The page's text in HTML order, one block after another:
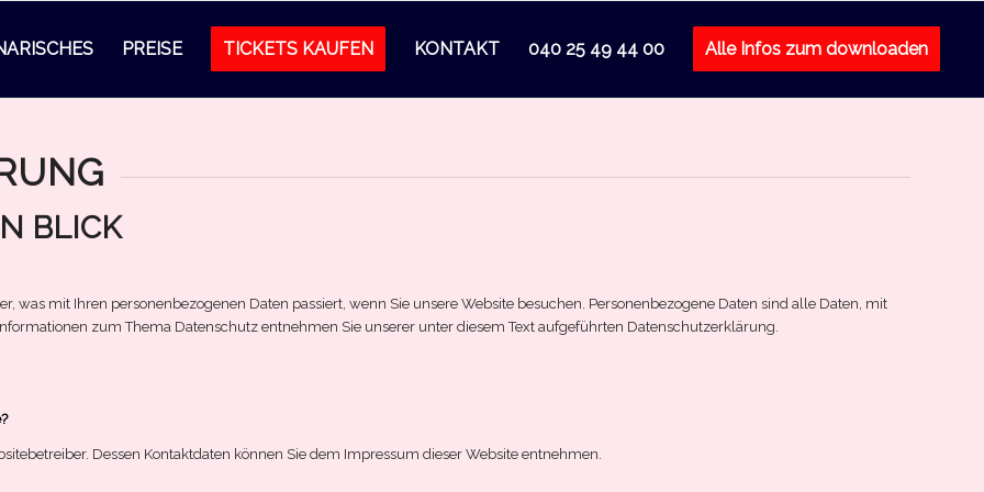
PREISE TICKETS KAUFEN KONTAKT 040 25 49 44 00 Alle Infos zum downloaden
BLICK
was mit Ihren personenbezogenen Daten passiert, wenn Sie unsere Website besuchen. Personenbezogene Daten sind alle Daten, mit
zum Thema Datenschutz entnehmen Sie unserer unter diesem Text aufgeführten Datenschutzerklärung.
Dessen Kontaktdaten können Sie dem Impressum dieser Website entnehmen.